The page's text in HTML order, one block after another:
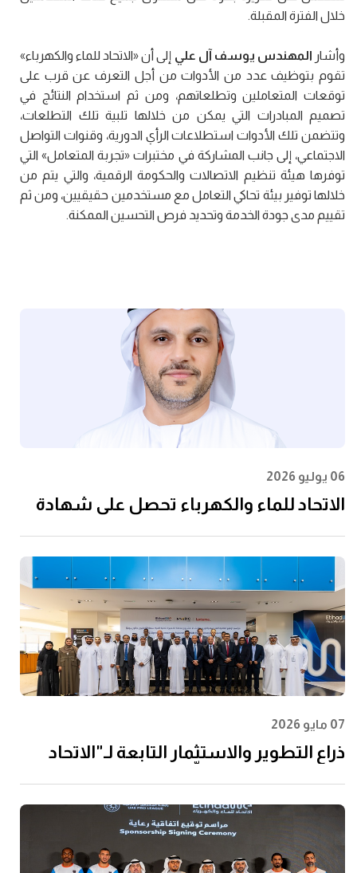
خلال الفترة المقبلة.
وأشار المهندس يوسف آل علي إلى أن «الاتحاد للماء والكهرباء»
تقوم بتوظيف عدد من الأدوات من أجل التعرف عن قرب على
توقعات المتعاملين وتطلعاتهم، ومن ثم استخدام النتائج في
تصميم المبادرات التي يمكن من خلالها تلبية تلك التطلعات،
وتتضمن تلك الأدوات استطلاعات الرأي الدورية، وقنوات التواصل
الاجتماعي، إلى جانب المشاركة في مختبرات «تجربة المتعامل» التي
توفرها هيئة تنظيم الاتصالات والحكومة الرقمية، والتي يتم من
خلالها توفير بيئة تحاكي التعامل مع مستخدمين حقيقيين، ومن ثم
تقييم مدى جودة الخدمة وتحديد فرص التحسين الممكنة.
06 يوليو 2026
الاتحاد للماء والكهرباء تحصل على شهادة
07 مايو 2026
ذراع التطوير والاستثمار التابعة لـ"الاتحاد
الفجيرة للتحلية سعة 60 مليون جالون يوميًا